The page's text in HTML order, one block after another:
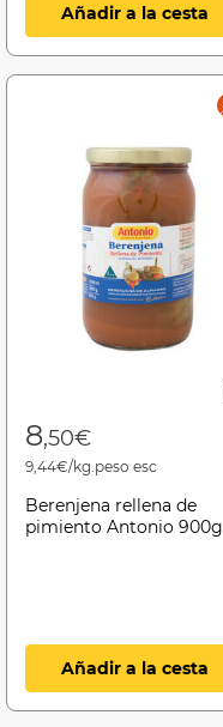
Añadir a la cesta
8,50€
9,44€/kg.peso esc
Berenjena rellena de
pimiento Antonio 900g
Añadir a la cesta